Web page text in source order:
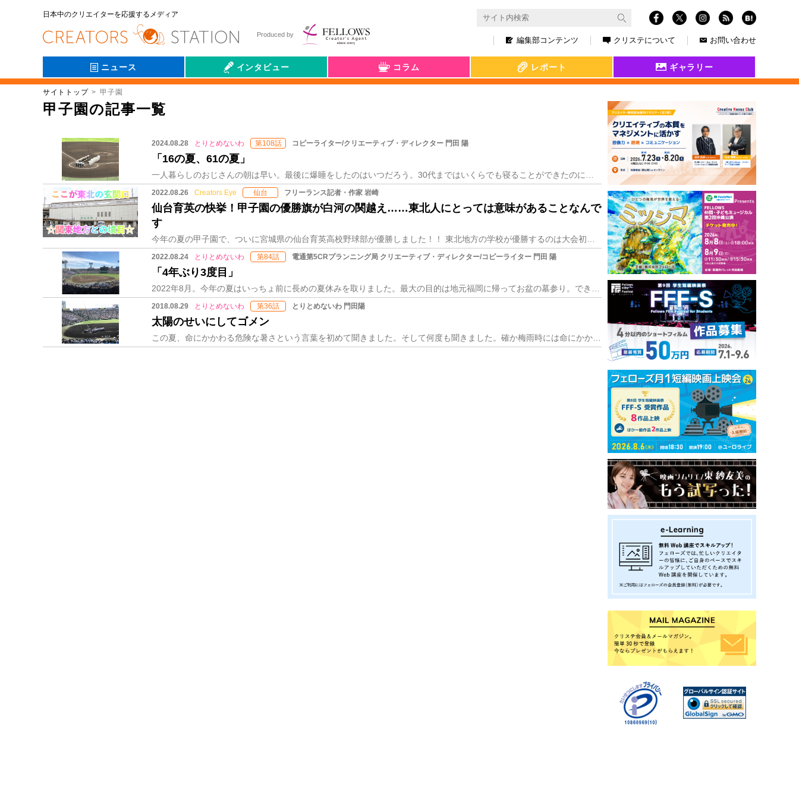
日本中のクリエイターを応援するメディア
編集部コンテンツ クリステについて お問い合わせ
Produced by
ニュース インタビュー コラム レポート ギャラリー
サイトトップ 甲子園
甲子園の記事一覧
2024.08.28 とりとめないわ 第108話 コピーライター/クリエーティブ・ディレクター 門田 陽
「16の夏、61の夏」
2022.08.26 Creators Eye 仙台 フリーランス記者・作家 岩崎
仙台育英の快挙！甲子園の優勝旗が白河の関越え……東北人にとっては意味があることなんで
す
2022.08.24 とりとめないわ 第84話 電通第5CRプランニング局 クリエーティブ・ディレクター/コピーライター 門田 陽
「4年ぶり3度目」
2018.08.29 とりとめないわ 第36話 とりとめないわ 門田陽
太陽のせいにしてゴメン